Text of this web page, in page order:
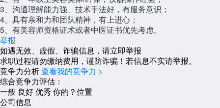
3、沟通理解能力强、技术手法好，有服务意识；
4、具有亲和力和团队精神，有上进心；
5、有美容师资格证术或者中医证书优先考虑。
举报
如遇无效、虚假、诈骗信息，请立即举报
求职过程请勿缴纳费用，谨防诈骗！若信息不实请举报。
竞争力分析查看我的竞争力 >
综合竞争力评估：
一般 良好优秀 你的？位置
公司信息